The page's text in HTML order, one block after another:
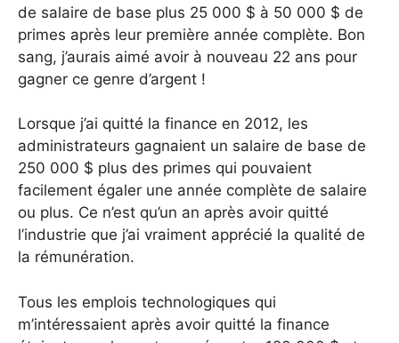
de salaire de base plus 25 000 $ à 50 000 $ de
primes après leur première année complète. Bon
sang, j’aurais aimé avoir à nouveau 22 ans pour
gagner ce genre d’argent !
Lorsque j’ai quitté la finance en 2012, les
administrateurs gagnaient un salaire de base de
250 000 $ plus des primes qui pouvaient
facilement égaler une année complète de salaire
ou plus. Ce n’est qu’un an après avoir quitté
l’industrie que j’ai vraiment apprécié la qualité de
la rémunération.
Tous les emplois technologiques qui
m’intéressaient après avoir quitté la finance